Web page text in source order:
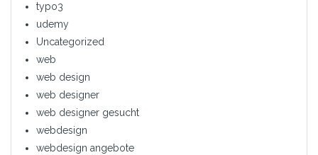
typo3
udemy
Uncategorized
web
web design
web designer
web designer gesucht
webdesign
webdesign angebote